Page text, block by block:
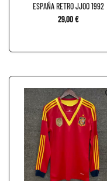
ESPAÑA RETRO JJOO 1992
29,00 €